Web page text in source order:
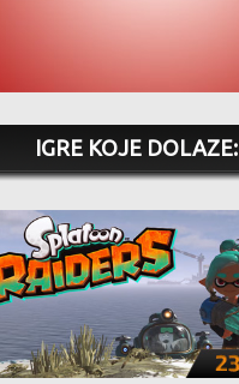
IGRE KOJE DOLAZE: